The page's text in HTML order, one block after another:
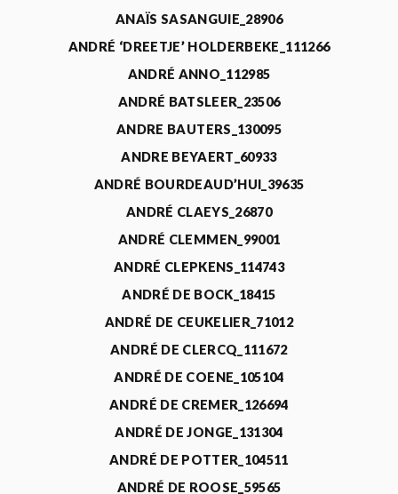
ANAÏS SASANGUIE_28906
ANDRÉ ‘DREETJE’ HOLDERBEKE_111266
ANDRÉ ANNO_112985
ANDRÉ BATSLEER_23506
ANDRE BAUTERS_130095
ANDRE BEYAERT_60933
ANDRÉ BOURDEAUD’HUI_39635
ANDRÉ CLAEYS_26870
ANDRÉ CLEMMEN_99001
ANDRÉ CLEPKENS_114743
ANDRÉ DE BOCK_18415
ANDRÉ DE CEUKELIER_71012
ANDRÉ DE CLERCQ_111672
ANDRÉ DE COENE_105104
ANDRÉ DE CREMER_126694
ANDRÉ DE JONGE_131304
ANDRÉ DE POTTER_104511
ANDRÉ DE ROOSE_59565